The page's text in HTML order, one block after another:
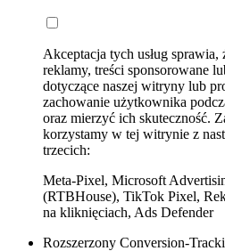
Akceptacja tych usług
reklamy, treści sponsorowane
dotyczące naszej witryny lub
zachowanie użytkownika
oraz mierzyć ich skuteczność.
korzystamy w tej witrynie z
trzecich:
Meta-Pixel, Microsoft
(RTBHouse), TikTok Pixel,
na kliknięciach, Ads Defender
Rozszerzony Conversion-